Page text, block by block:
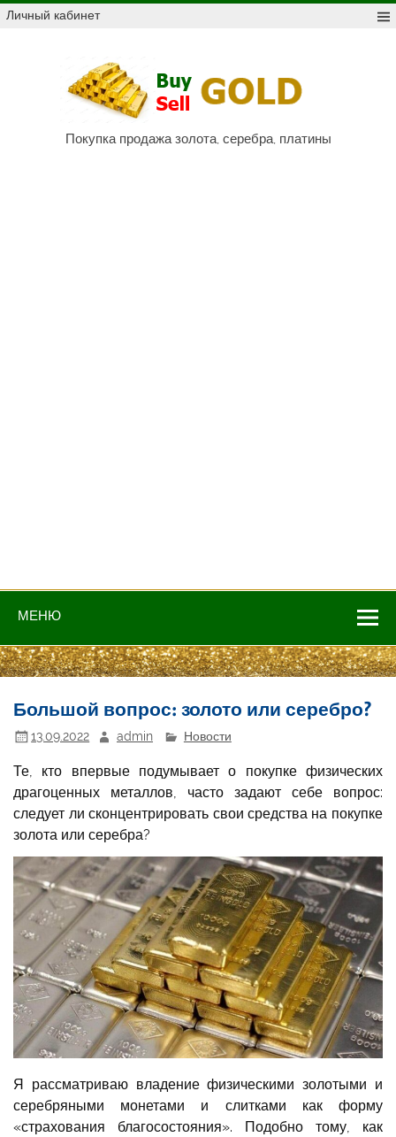
Skip
toЛичный кабинет
Покупка продажа золота, серебра, платины
МЕНЮ
Большой вопрос: золото или серебро?
13.09.2022 admin Новости
Те, кто впервые подумывает о покупке физических
драгоценных металлов, часто задают себе вопрос:
следует ли сконцентрировать свои средства на покупке
золота или серебра?
Я рассматриваю владение физическими золотыми и
серебряными монетами и слитками как форму
«страхования благосостояния». Подобно тому, как